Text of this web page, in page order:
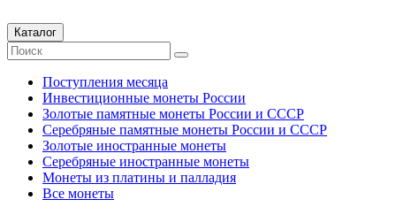
Каталог
Поступления месяца
Инвестиционные монеты России
Золотые памятные монеты России и СССР
Серебряные памятные монеты России и СССР
Золотые иностранные монеты
Серебряные иностранные монеты
Монеты из платины и палладия
Все монеты